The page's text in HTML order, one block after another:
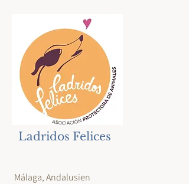
Ladridos Felices
Málaga, Andalusien